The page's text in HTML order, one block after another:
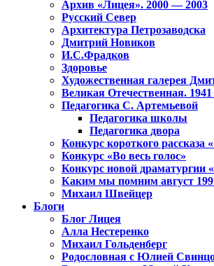
Архив «Лицея». 2000 — 2003
Русский Север
Архитектура Петрозаводска
Дмитрий Новиков
И.С.Фрадков
Здоровье
Художественная галерея
Великая Отечественная.
Педагогика С. Артемьевой
Педагогика школы
Педагогика двора
Конкурс короткого рассказа
Конкурс «Во весь голос»
Конкурс новой драматургии
Каким мы помним август
Михаил Швейцер
Блоги
Блог Лицея
Алла Нестеренко
Михаил Гольденберг
Родословная с Юлией